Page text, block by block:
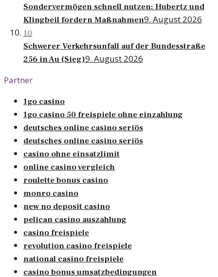
Sondervermögen schnell nutzen: Hubertz und
Klingbeil fordern Maßnahmen9. August 2026
10
Schwerer Verkehrsunfall auf der Bundesstraße
256 in Au (Sieg)9. August 2026
Partner
1go casino
1go casino 50 freispiele ohne einzahlung
deutsches online casino seriös
deutsches online casino seriös
casino ohne einsatzlimit
online casino vergleich
roulette bonus casino
monro casino
new no deposit casino
pelican casino auszahlung
casino freispiele
revolution casino freispiele
national casino freispiele
casino bonus umsatzbedingungen